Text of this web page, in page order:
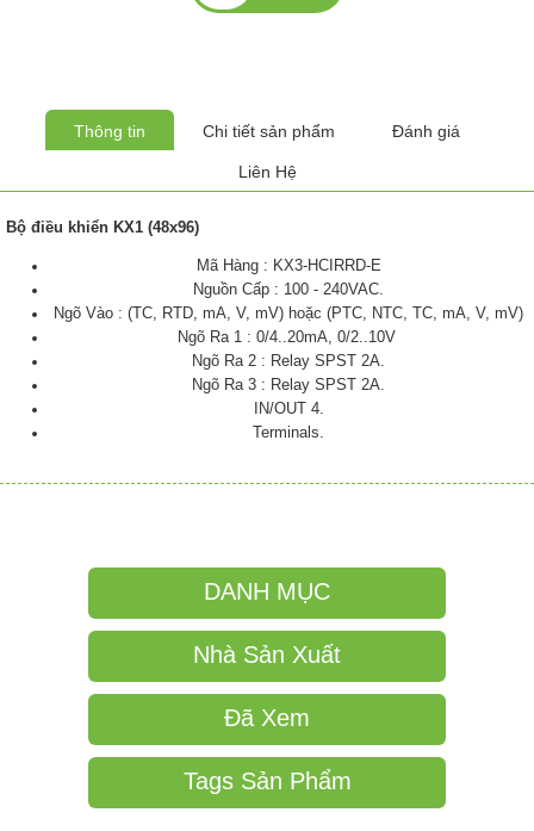
Thông tin Chi tiết sản phẩm Đánh giá
Liên Hệ
Bộ điều khiển KX1 (48x96)
Mã Hàng : KX3-HCIRRD-E
Nguồn Cấp : 100 - 240VAC.
Ngõ Vào : (TC, RTD, mA, V, mV) hoặc (PTC, NTC, TC, mA, V, mV)
Ngõ Ra 1 : 0/4..20mA, 0/2..10V
Ngõ Ra 2 : Relay SPST 2A.
Ngõ Ra 3 : Relay SPST 2A.
IN/OUT 4.
Terminals.
DANH MỤC
Nhà Sản Xuất
Đã Xem
Tags Sản Phẩm